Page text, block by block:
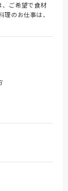
、ご希望で食材
のお仕事は、